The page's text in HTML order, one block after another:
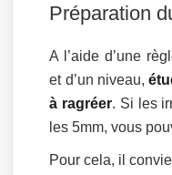
Préparation
A l’aide d’une
et d’un niveau,
à ragréer. Si les
les 5mm, vous
Pour cela, il